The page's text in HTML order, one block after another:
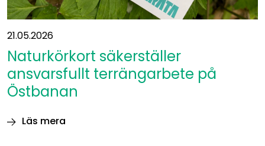
21.05.2026
Naturkörkort säkerställer
ansvarsfullt terrängarbete på
Östbanan
Läs mera